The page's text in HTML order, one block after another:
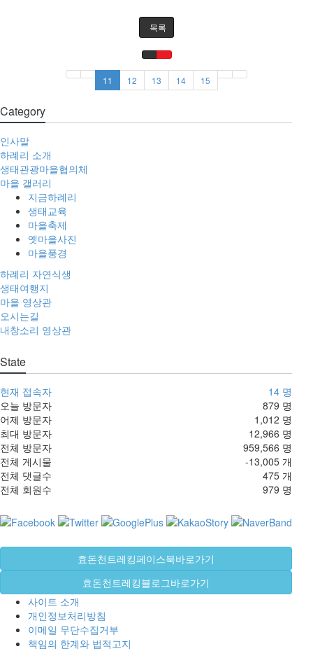
목록
11 12 13 14 15
Category
인사말
하례리 소개
생태관광마을협의체
마을 갤러리
지금하례리
생태교육
마을축제
옛마을사진
마을풍경
하례리 자연식생
생태여행지
마을 영상관
오시는길
내창소리 영상관
State
현재 접속자
14 명
오늘 방문자
879 명
어제 방문자
1,012 명
최대 방문자
12,966 명
전체 방문자
959,566 명
전체 게시물
-13,005 개
전체 댓글수
475 개
전체 회원수
979 명
효돈천트레킹페이스북바로가기
효돈천트레킹블로그바로가기
사이트 소개
개인정보처리방침
이메일 무단수집거부
책임의 한계와 법적고지